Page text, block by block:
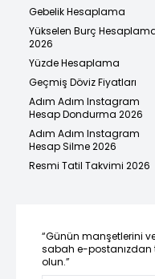
Gebelik Hesaplama
Yükselen Burç
2026
Yüzde Hesaplama
Geçmiş Döviz Fiyatları
Adım Adım Instagram
Hesap Dondurma 2026
Adım Adım Instagram
Hesap Silme 2026
Resmi Tatil Takvimi 2026
“Günün manşetlerini
sabah e-postanızdan
olun.”